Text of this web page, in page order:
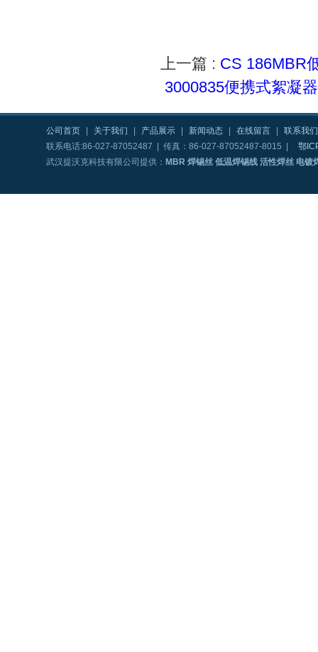
上一篇 : CS 186MBR
3000835便携式絮凝
公司首页 关于我们 产品展示 新闻动态 在线留言
联系我们
联系电话:86-027-87052487 | 传真：86-027-87052487-8015 |
鄂
武汉提沃克科技有限公司提供： MBR 焊锡丝 低温焊锡线 活性焊丝 电镀